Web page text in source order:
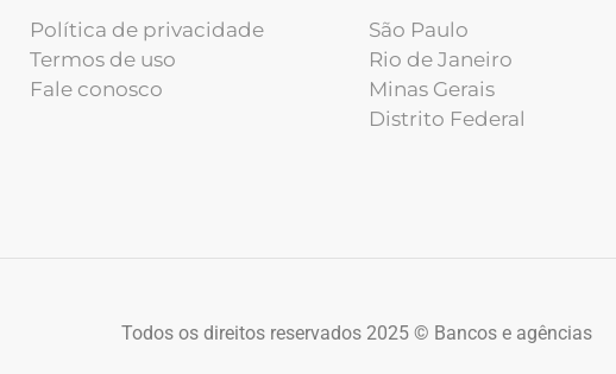
Política de privacidade
Termos de uso
Fale conosco
São Paulo
Rio de Janeiro
Minas Gerais
Distrito Federal
Todos os direitos reservados 2025 © Bancos e agências